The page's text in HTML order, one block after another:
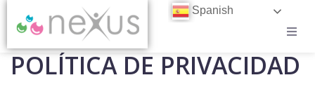
CASOS DE ÉXITO
POLÍTICA DE PRIVACIDAD
Spanish